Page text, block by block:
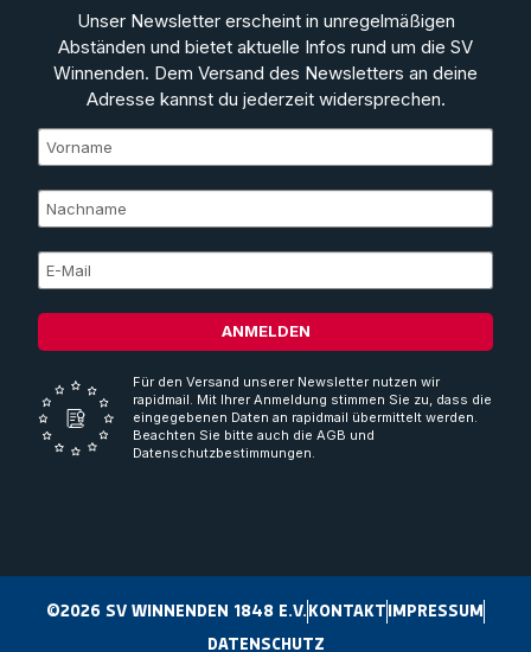
Unser Newsletter erscheint in unregelmäßigen
Abständen und bietet aktuelle Infos rund um die SV
Winnenden. Dem Versand des Newsletters an deine
Adresse kannst du jederzeit widersprechen.
ANMELDEN
Für den Versand unserer Newsletter nutzen wir
rapidmail. Mit Ihrer Anmeldung stimmen Sie zu, dass die
eingegebenen Daten an rapidmail übermittelt werden.
Beachten Sie bitte auch die AGB und
Datenschutzbestimmungen.
©2026 SV WINNENDEN 1848 E.V.KONTAKTIMPRESSUM
DATENSCHUTZ